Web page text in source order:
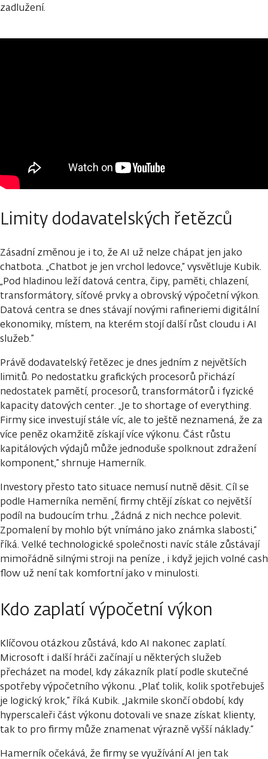
zadlužení.
Limity dodavatelských řetězců
Zásadní změnou je i to, že AI už nelze chápat jen jako
chatbota. „Chatbot je jen vrchol ledovce,“ vysvětluje Kubik.
„Pod hladinou leží datová centra, čipy, paměti, chlazení,
transformátory, síťové prvky a obrovský výpočetní výkon.
Datová centra se dnes stávají novými rafineriemi digitální
ekonomiky, místem, na kterém stojí další růst cloudu i AI
služeb.”
Právě dodavatelský řetězec je dnes jedním z největších
limitů. Po nedostatku grafických procesorů přichází
nedostatek pamětí, procesorů, transformátorů i fyzické
kapacity datových center. „Je to shortage of everything.
Firmy sice investují stále víc, ale to ještě neznamená, že za
více peněz okamžitě získají více výkonu. Část růstu
kapitálových výdajů může jednoduše spolknout zdražení
komponent,” shrnuje Hamerník.
Investory přesto tato situace nemusí nutně děsit. Cíl se
podle Hamerníka nemění, firmy chtějí získat co největší
podíl na budoucím trhu. „Žádná z nich nechce polevit.
Zpomalení by mohlo být vnímáno jako známka slabosti,“
říká. Velké technologické společnosti navíc stále zůstávají
mimořádně silnými stroji na peníze , i když jejich volné cash
flow už není tak komfortní jako v minulosti.
Kdo zaplatí výpočetní výkon
Klíčovou otázkou zůstává, kdo AI nakonec zaplatí.
Microsoft i další hráči začínají u některých služeb
přecházet na model, kdy zákazník platí podle skutečné
spotřeby výpočetního výkonu. „Plať tolik, kolik spotřebuješ
je logický krok,” říká Kubik. „Jakmile skončí období, kdy
hyperscaleři část výkonu dotovali ve snaze získat klienty,
tak to pro firmy může znamenat výrazně vyšší náklady.”
Hamerník očekává, že firmy se využívání AI jen tak